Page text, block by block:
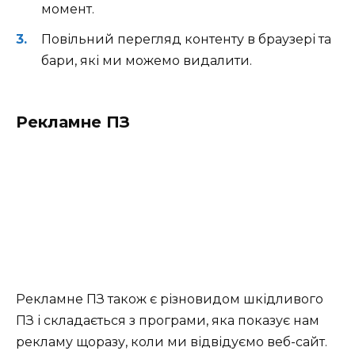
момент.
Повільний перегляд контенту в браузері та
бари, які ми можемо видалити.
Рекламне ПЗ
Рекламне ПЗ також є різновидом шкідливого
ПЗ і складається з програми, яка показує нам
рекламу щоразу, коли ми відвідуємо веб-сайт.